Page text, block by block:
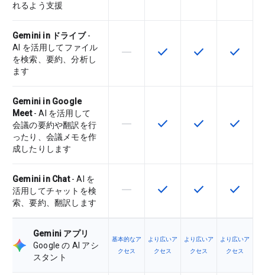
れるよう支援
Gemini in ドライブ-
AI を活用してファイル
を検索、要約、分析し
ます
この機能は該当の SKU でサポー
horizontal_rule この機能は該当の SKU
check この機能は該当
check この機
check
Gemini in Google
Meet- AI を活用して
会議の要約や翻訳を行
ったり、会議メモを作
成したりします
この機能は該当の SKU でサポー
horizontal_rule この機能は該当の SKU
check この機能は該当
check この機
check
Gemini in Chat- AI を
活用してチャットを検
索、要約、翻訳します
この機能は該当の SKU でサポー
horizontal_rule この機能は該当の SKU
check この機能は該当
check この機
check
Gemini アプリ
Google の AI アシ
スタント
基本的なア
クセス
より広いア
クセス
より広いア
クセス
より広いア
クセス